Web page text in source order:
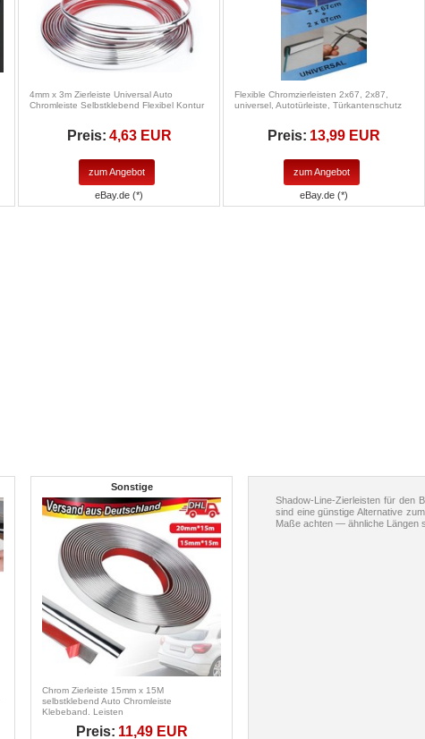
4mm x 3m Zierleiste Universal Auto
Chromleiste Selbstklebend Flexibel Kontur
Preis: 4,63 EUR
zum Angebot
eBay.de (*)
Flexible Chromzierleisten 2x67, 2x87,
universel, Autotürleiste, Türkantenschutz
Preis: 13,99 EUR
zum Angebot
eBay.de (*)
Sonstige
Chrom Zierleiste 15mm x 15M
selbstklebend Auto Chromleiste
Klebeband. Leisten
Preis: 11,49 EUR
Shadow-Line-Zierleisten für den
sind eine günstige Alternative
Maße achten — ähnliche Längen